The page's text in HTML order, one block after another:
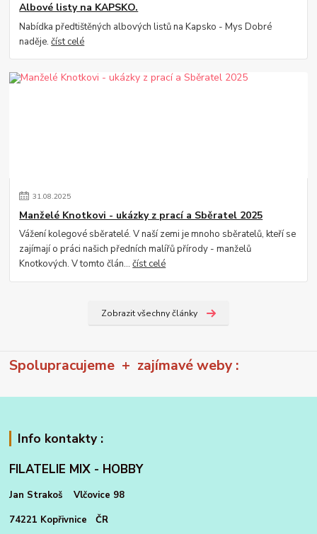
Albové listy na KAPSKO.
Nabídka předtištěných albových listů na Kapsko - Mys Dobré
naděje.číst celé
31.08.2025
Manželé Knotkovi - ukázky z prací a Sběratel 2025
Vážení kolegové sběratelé. V naší zemi je mnoho sběratelů, kteří se
zajímají o práci našich předních malířů přírody - manželů
Knotkových. V tomto člán...číst celé
Zobrazit všechny články
Spolupracujeme + zajímavé weby :
Info kontakty :
FILATELIE MIX - HOBBY
Jan Strakoš Vlčovice 98
74221 Kopřivnice ČR